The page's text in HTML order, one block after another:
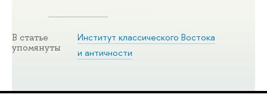
В статье
упомянуты
Институт классического Востока
и античности